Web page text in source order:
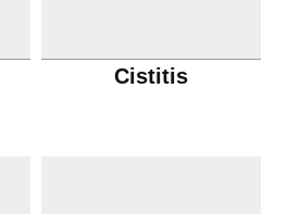
Cistitis